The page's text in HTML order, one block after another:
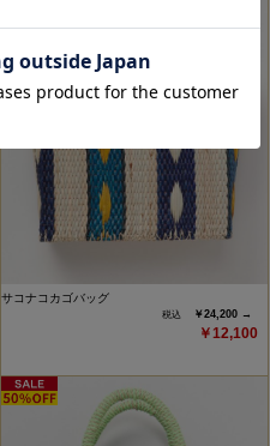
サコナコカゴバッグ
￥24,200 →
￥12,100